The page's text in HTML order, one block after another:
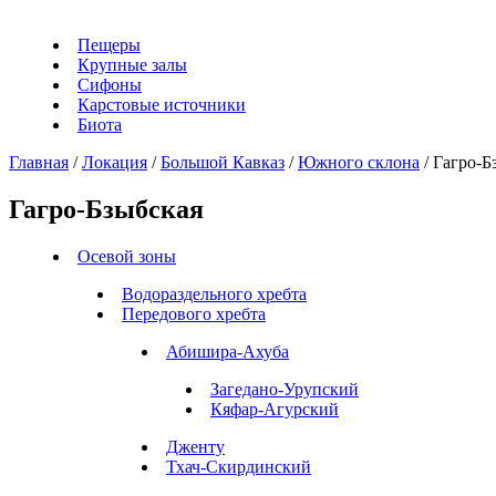
Пещеры
Крупные залы
Сифоны
Карстовые источники
Биота
Главная / Локация / Большой Кавказ / Южного склона / Гагро-
Гагро-Бзыбская
Осевой зоны
Водораздельного хребта
Передового хребта
Абишира-Ахуба
Загедано-Урупский
Кяфар-Агурский
Дженту
Тхач-Скирдинский